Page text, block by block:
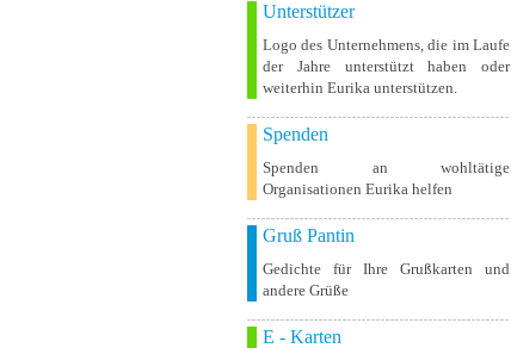
Unterstützer
Logo des Unternehmens, die im Laufe
der Jahre unterstützt haben oder
weiterhin Eurika unterstützen.
Spenden
Spenden an wohltätige
Organisationen Eurika helfen
Gruß Pantin
Gedichte für Ihre Grußkarten und
andere Grüße
E - Karten